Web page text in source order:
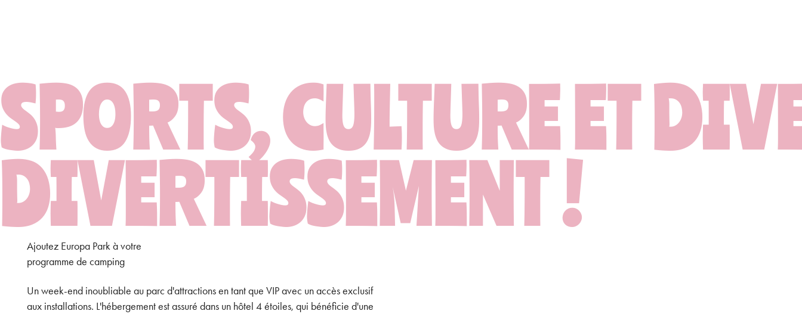
SPORTS, CULTURE ET
DIVERTISSEMENT !
Ajoutez Europa Park à votre
programme de camping
Un week-end inoubliable au parc d'attractions en tant que VIP avec un accès exclusif
aux installations. L'hébergement est assuré dans un hôtel 4 étoiles, qui bénéficie d'une